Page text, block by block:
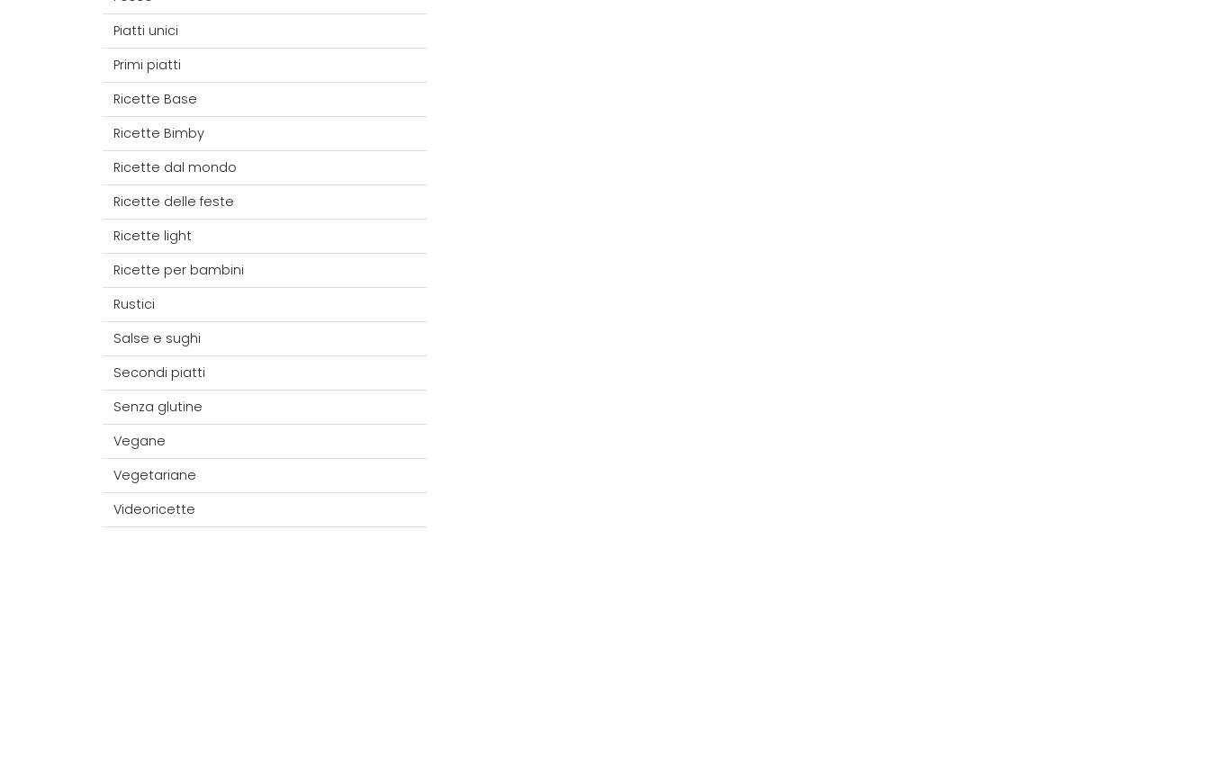
Piatti unici
Primi piatti
Ricette Base
Ricette Bimby
Ricette dal mondo
Ricette delle feste
Ricette light
Ricette per bambini
Rustici
Salse e sughi
Secondi piatti
Senza glutine
Vegane
Vegetariane
Videoricette